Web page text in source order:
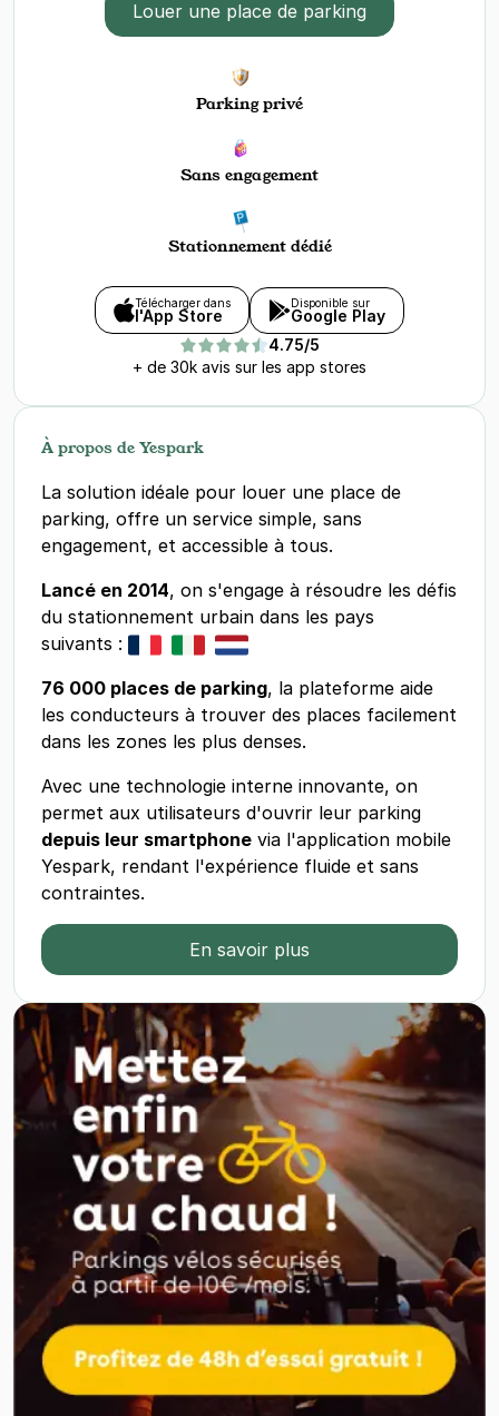
Louer une place de parking
Parking privé
Sans engagement
Stationnement dédié
Télécharger dans
l'App Store
Disponible sur
Google Play
4.75/5
+ de 30k avis sur les app stores
À propos de Yespark
La solution idéale pour louer une place de
parking, offre un service simple, sans
engagement, et accessible à tous.
Lancé en 2014, on s'engage à résoudre les défis
du stationnement urbain dans les pays
suivants :
76 000 places de parking, la plateforme aide
les conducteurs à trouver des places facilement
dans les zones les plus denses.
Avec une technologie interne innovante, on
permet aux utilisateurs d'ouvrir leur parking
depuis leur smartphone via l'application mobile
Yespark, rendant l'expérience fluide et sans
contraintes.
En savoir plus